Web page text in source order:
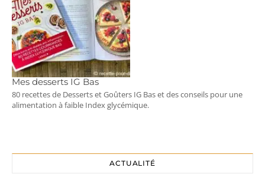
Mes desserts IG Bas
80 recettes de Desserts et Goûters IG Bas et des conseils pour une
alimentation à faible Index glycémique.
ACTUALITÉ